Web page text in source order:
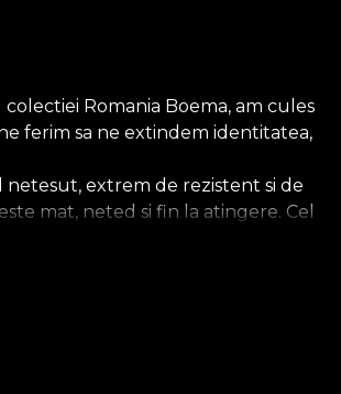
Romania Boema, am cules
ferim sa ne extindem identitatea,
extrem de rezistent si de
mat, neted si fin la atingere. Cel